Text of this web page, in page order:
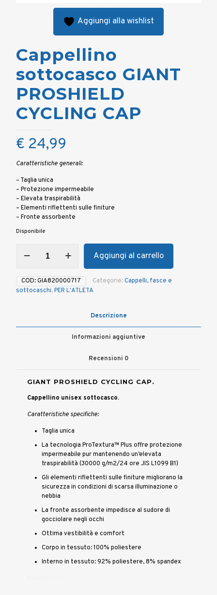
Aggiungi alla wishlist
Cappellino
sottocasco GIANT
PROSHIELD
CYCLING CAP
€ 24,99
Caratteristiche generali:
– Taglia unica
– Protezione impermeabile
– Elevata traspirabilità
– Elementi riflettenti sulle finiture
– Fronte assorbente
Disponibile
sottocasco
PROSHIELD
CYCLING
CAP
Aggiungi al carrello
COD:GIA820000717 Categorie:Cappelli, fasce e
sottocaschi,PER L'ATLETA
Descrizione
Informazioni aggiuntive
Recensioni 0
GIANT PROSHIELD CYCLING CAP.
Cappellino unisex sottocasco.
Caratteristiche specifiche:
Taglia unica
La tecnologia ProTextura™ Plus offre protezione
impermeabile pur mantenendo un’elevata
traspirabilità (30000 g/m2/24 ore JIS L1099 B1)
Gli elementi riflettenti sulle finiture migliorano la
sicurezza in condizioni di scarsa illuminazione o
nebbia
La fronte assorbente impedisce al sudore di
gocciolare negli occhi
Ottima vestibilità e comfort
Corpo in tessuto: 100% poliestere
Interno in tessuto: 92% poliestere, 8% spandex